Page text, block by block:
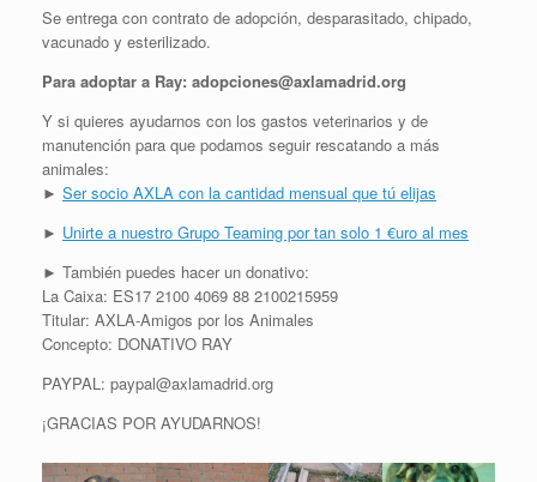
Se entrega con contrato de adopción, desparasitado, chipado,
vacunado y esterilizado.
Para adoptar a Ray: adopciones@axlamadrid.org
Y si quieres ayudarnos con los gastos veterinarios y de
manutención para que podamos seguir rescatando a más
animales:
► Ser socio AXLA con la cantidad mensual que tú elijas
► Unirte a nuestro Grupo Teaming por tan solo 1 €uro al mes
► También puedes hacer un donativo:
La Caixa: ES17 2100 4069 88 2100215959
Titular: AXLA-Amigos por los Animales
Concepto: DONATIVO RAY
PAYPAL: paypal@axlamadrid.org
¡GRACIAS POR AYUDARNOS!